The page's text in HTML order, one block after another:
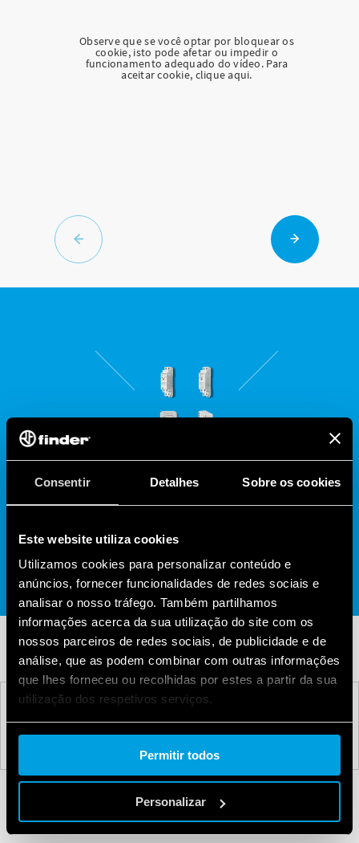
Consentir Detalhes Sobre os cookies
Este website utiliza cookies
Utilizamos cookies para personalizar conteúdo e
anúncios, fornecer funcionalidades de redes sociais e
analisar o nosso tráfego. Também partilhamos
informações acerca da sua utilização do site com os
nossos parceiros de redes sociais, de publicidade e de
análise, que as podem combinar com outras informações
que lhes forneceu ou recolhidas por estes a partir da sua
utilização dos respetivos serviços.
Cookie policy.
Permitir todos
Personalizar
Observe que se você optar por bloquear os
cookie, isto pode afetar ou impedir o
funcionamento adequado do vídeo. Para
aceitar cookie, clique aqui.
SÉRIE
15
Série 15 – Dimmers